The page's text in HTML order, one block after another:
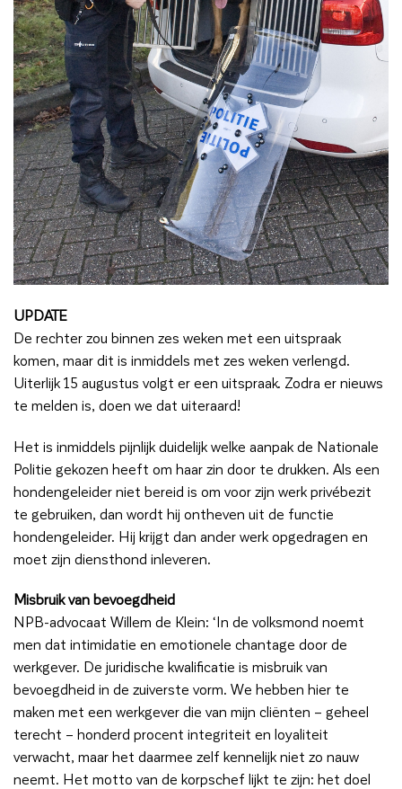
UPDATE
De rechter zou binnen zes weken met een uitspraak
komen, maar dit is inmiddels met zes weken verlengd.
Uiterlijk 15 augustus volgt er een uitspraak. Zodra er nieuws
te melden is, doen we dat uiteraard!
Het is inmiddels pijnlijk duidelijk welke aanpak de Nationale
Politie gekozen heeft om haar zin door te drukken. Als een
hondengeleider niet bereid is om voor zijn werk privébezit
te gebruiken, dan wordt hij ontheven uit de functie
hondengeleider. Hij krijgt dan ander werk opgedragen en
moet zijn diensthond inleveren.
Misbruik van bevoegdheid
NPB-advocaat Willem de Klein: ‘In de volksmond noemt
men dat intimidatie en emotionele chantage door de
werkgever. De juridische kwalificatie is misbruik van
bevoegdheid in de zuiverste vorm. We hebben hier te
maken met een werkgever die van mijn cliënten – geheel
terecht – honderd procent integriteit en loyaliteit
verwacht, maar het daarmee zelf kennelijk niet zo nauw
neemt. Het motto van de korpschef lijkt te zijn: het doel